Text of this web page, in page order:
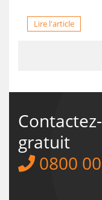
Lire l'article
gratuit
0800